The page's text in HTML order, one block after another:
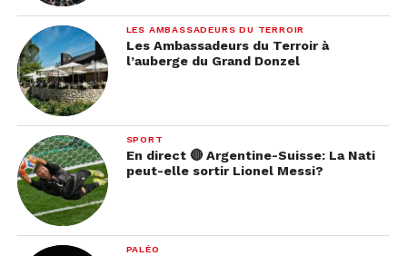
LES AMBASSADEURS DU TERROIR
Les Ambassadeurs du Terroir à
l’auberge du Grand Donzel
SPORT
En direct 🔴 Argentine-Suisse: La Nati
peut-elle sortir Lionel Messi?
PALÉO